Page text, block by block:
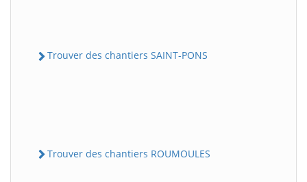
Trouver des chantiers SAINT-PONS
Trouver des chantiers ROUMOULES